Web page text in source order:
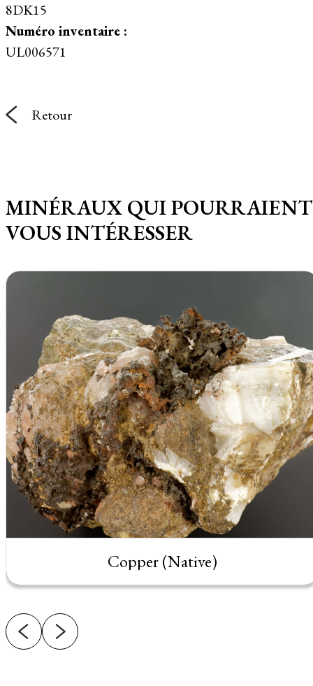
8DK15
Numéro inventaire :
UL006571
Retour
MINÉRAUX QUI POURRAIENT
VOUS INTÉRESSER
Copper (Native)